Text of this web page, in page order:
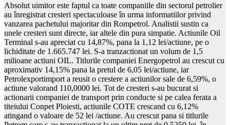
Absolut uimitor este faptul ca toate companiile din sectorul petrolier
au înregistrat cresteri spectaculoase în urma informatiilor privind
vanzarea pachetului majoritar din Rompetrol. Analistii sustin ca
unele cresteri sunt directe, iar altele din pura simpatie. Actiunile Oil
Terminal s-au apreciat cu 14,87%, pana la 1,12 lei/actiune, pe o
lichiditate de 1.665.747 lei. S-a tranzactionat un volum de 1,5
milioane actiuni OIL. Titlurile companiei Energopetrol au crescut cu
aproximativ 14,15% pana la pretul de 6,05 lei/actiune, iar
Petrolexportimport a reusit o crestere a actiunilor sale de 6,59%, o
actiune valorand 110,0000 lei. Tot de cresteri s-au bucurat si
actionarii companiei de transport prin conducte si pe calea ferata a
titeiului Conpet Ploiesti, actiunile COTE crescand cu 6,12%
atingand o valoare de 52 lei /actiune. Au crescut pana si titlurile